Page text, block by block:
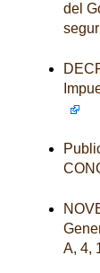
del
A, 4,